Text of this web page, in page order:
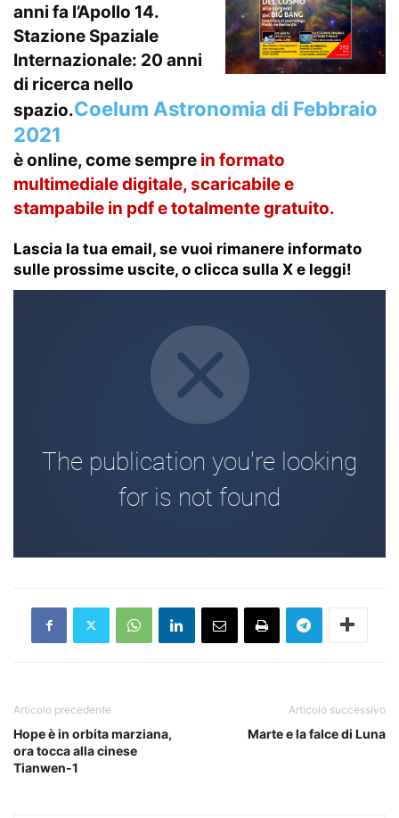
anni fa l’Apollo 14.
Stazione Spaziale
Internazionale: 20 anni
di ricerca nello
spazio.Coelum Astronomia di Febbraio
2021
è online, come sempre in formato
multimedialedigitale, scaricabile e
stampabile in pdf e totalmente gratuito.
Lascia la tua email, se vuoi rimanere informato
sulle prossime uscite, o clicca sulla X e leggi!
Articolo precedente
Hope è in orbita marziana,
ora tocca alla cinese
Tianwen-1
Articolo successivo
Marte e la falce di Luna